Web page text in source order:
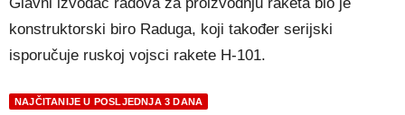
konstruktorski biro Raduga, koji također serijski
isporučuje ruskoj vojsci rakete H-101.
NAJČITANIJE U POSLJEDNJA 3 DANA